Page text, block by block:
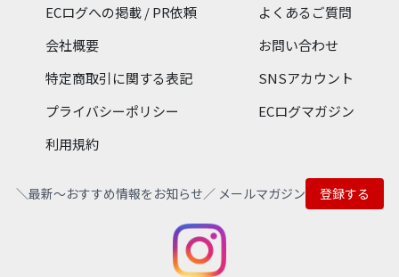
ECログへの掲載 / PR依頼
会社概要
特定商取引に関する表記
プライバシーポリシー
利用規約
よくあるご質問
お問い合わせ
SNSアカウント
ECログマガジン
＼最新〜おすすめ情報をお知らせ／ メールマガジン 登録する